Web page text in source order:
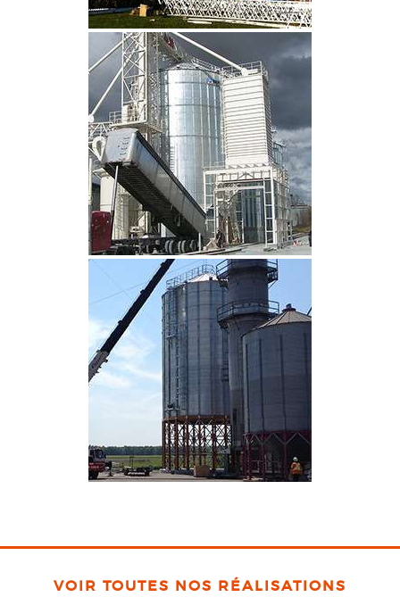
CLIQUEZ POUR AGRANDIR
CLIQUEZ POUR AGRANDIR
VOIR TOUTES NOS RÉALISATIONS